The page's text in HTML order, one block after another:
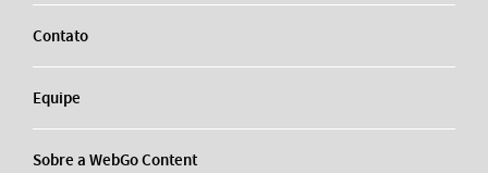
Contato
Equipe
Sobre a WebGo Content